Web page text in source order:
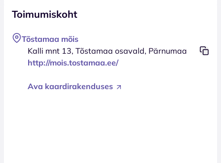
Toimumiskoht
Tõstamaa mõis
Kalli mnt 13, Tõstamaa osavald, Pärnumaa
http://mois.tostamaa.ee/
Ava kaardirakenduses